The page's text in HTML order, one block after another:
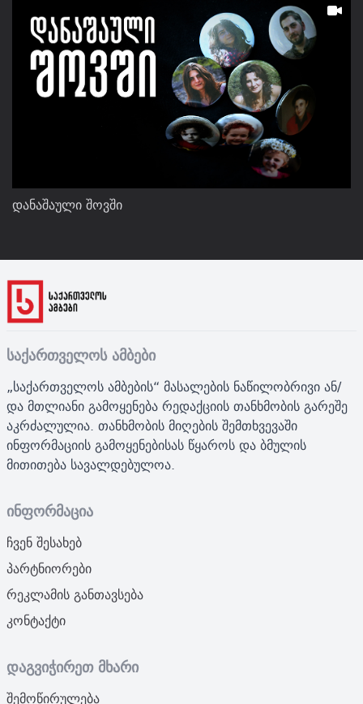
დანაშაული შოვში
საქართველოს ამბები
„საქართველოს ამბების“ მასალების ნაწილობრივი ან/
და მთლიანი გამოყენება რედაქციის თანხმობის გარეშე
აკრძალულია. თანხმობის მიღების შემთხვევაში
ინფორმაციის გამოყენებისას წყაროს და ბმულის
მითითება სავალდებულოა.
ინფორმაცია
ჩვენ შესახებ
პარტნიორები
რეკლამის განთავსება
კონტაქტი
დაგვიჭირეთ მხარი
შემოწირულება